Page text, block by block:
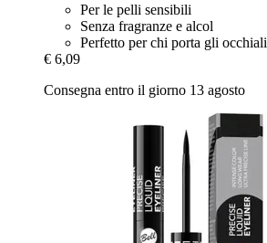
Per le pelli sensibili
Senza fragranze e alcol
Perfetto per chi porta gli occhiali
€ 6,09
Consegna entro il giorno 13 agosto